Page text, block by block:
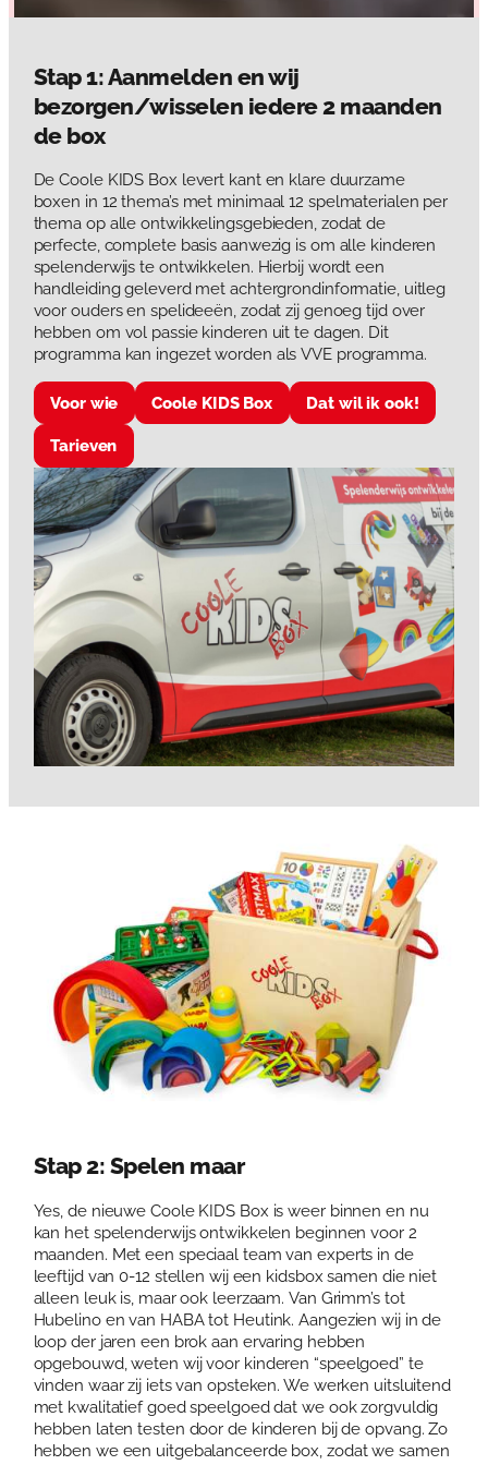
Stap 1: Aanmelden en wij
bezorgen/wisselen iedere 2 maanden
de box
De Coole KIDS Box levert kant en klare duurzame
boxen in 12 thema’s met minimaal 12 spelmaterialen per
thema op alle ontwikkelingsgebieden, zodat de
perfecte, complete basis aanwezig is om alle kinderen
spelenderwijs te ontwikkelen. Hierbij wordt een
handleiding geleverd met achtergrondinformatie, uitleg
voor ouders en spelideeën, zodat zij genoeg tijd over
hebben om vol passie kinderen uit te dagen. Dit
programma kan ingezet worden als VVE programma.
Voor wie Coole KIDS Box Dat wil ik ook!
Tarieven
Stap 2: Spelen maar
Yes, de nieuwe Coole KIDS Box is weer binnen en nu
kan het spelenderwijs ontwikkelen beginnen voor 2
maanden. Met een speciaal team van experts in de
leeftijd van 0-12 stellen wij een kidsbox samen die niet
alleen leuk is, maar ook leerzaam. Van Grimm’s tot
Hubelino en van HABA tot Heutink. Aangezien wij in de
loop der jaren een brok aan ervaring hebben
opgebouwd, weten wij voor kinderen “speelgoed” te
vinden waar zij iets van opsteken. We werken uitsluitend
met kwalitatief goed speelgoed dat we ook zorgvuldig
hebben laten testen door de kinderen bij de opvang. Zo
hebben we een uitgebalanceerde box, zodat we samen